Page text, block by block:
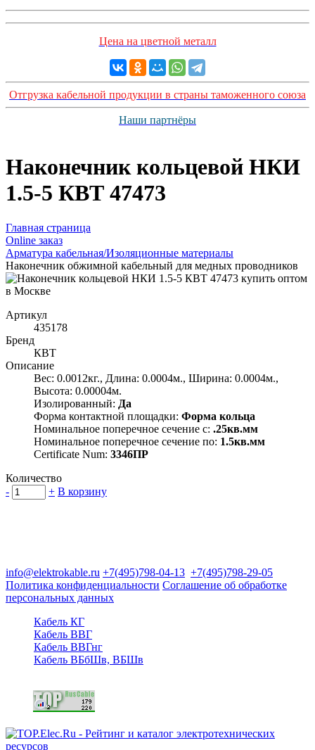
Цена на цветной металл
Отгрузка кабельной продукции в страны таможенного союза
Наши партнёры
Наконечник кольцевой НКИ
1.5-5 КВТ 47473
Главная страница
Оnline заказ
Арматура кабельная/Изоляционные материалы
Наконечник обжимной кабельный для медных проводников
Артикул
435178
Бренд
КВТ
Описание
Вес: 0.0012кг., Длина: 0.0004м., Ширина: 0.0004м.,
Высота: 0.00004м.
Изолированный: Да
Форма контактной площадки: Форма кольца
Номинальное поперечное сечение с: .25кв.мм
Номинальное поперечное сечение по: 1.5кв.мм
Certificate Num: 3346ПР
Количество
-
+ В корзину
info@elektrokable.ru +7(495)798-04-13 +7(495)798-29-05
Политика конфиденциальности Соглашение об обработке
персональных данных
Кабель КГ
Кабель ВВГ
Кабель ВВГнг
Кабель ВБбШв, ВБШв